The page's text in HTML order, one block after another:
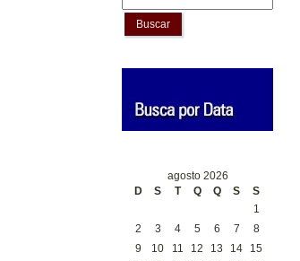
Buscar
agosto 2026
D
S T Q Q S
S
1
2
3 4 5 6 7
8
9
10 11 12 13 14
15